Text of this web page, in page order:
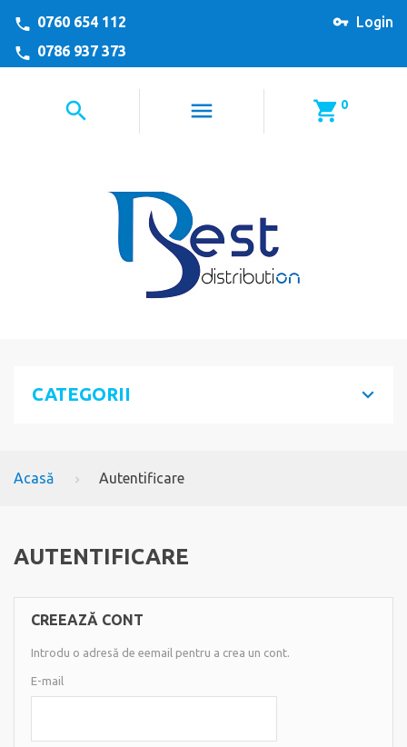
Login
0760 654 112
0786 937 373
0
CATEGORII
Acasă Autentificare
AUTENTIFICARE
CREEAZĂ CONT
Introdu o adresă de eemail pentru a crea un cont.
E-mail